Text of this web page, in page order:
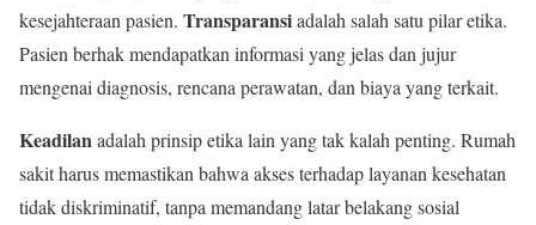
kesejahteraan pasien. Transparansiadalah salah satu pilar etika.
Pasien berhak mendapatkan informasi yang jelas dan jujur
mengenai diagnosis, rencana perawatan, dan biaya yang terkait.
Keadilanadalah prinsip etika lain yang tak kalah penting. Rumah
sakit harus memastikan bahwa akses terhadap layanan kesehatan
tidak diskriminatif, tanpa memandang latar belakang sosial